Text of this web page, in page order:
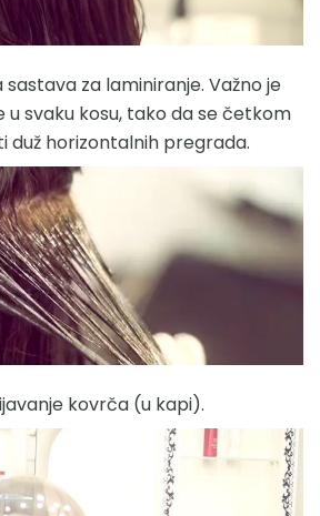
za laminiranje. Važno je
u svaku kosu, tako da se četkom
duž horizontalnih pregrada.
kovrča (u kapi).